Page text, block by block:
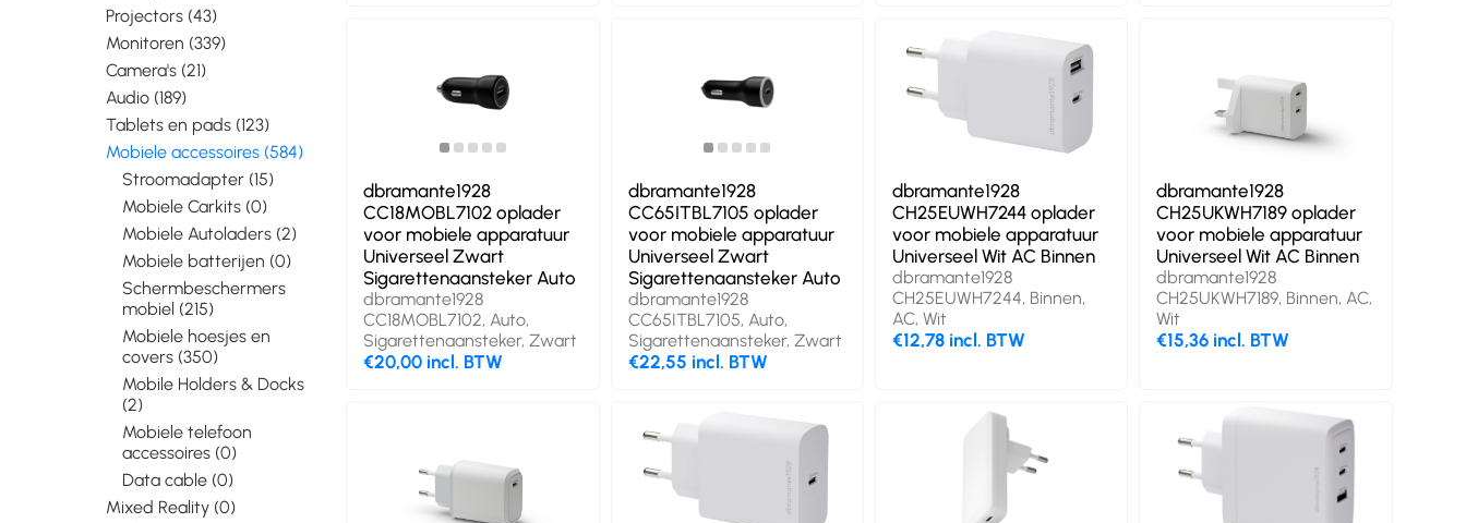
Projectors (43)
Monitoren (339)
Camera's (21)
Audio (189)
Tablets en pads (123)
Mobiele accessoires (584)
Stroomadapter (15)
Mobiele Carkits (0)
Mobiele Autoladers (2)
Mobiele batterijen (0)
Schermbeschermers
mobiel (215)
Mobiele hoesjes en
covers (350)
Mobile Holders & Docks
(2)
Mobiele telefoon
accessoires (0)
Data cable (0)
Mixed Reality (0)
dbramante1928
CC18MOBL7102 oplader
voor mobiele apparatuur
Universeel Zwart
Sigarettenaansteker Auto
dbramante1928
CC18MOBL7102, Auto,
Sigarettenaansteker, Zwart
€20,00 incl. BTW
dbramante1928
CC65ITBL7105 oplader
voor mobiele apparatuur
Universeel Zwart
Sigarettenaansteker Auto
dbramante1928
CC65ITBL7105, Auto,
Sigarettenaansteker, Zwart
€22,55 incl. BTW
dbramante1928
CH25EUWH7244 oplader
voor mobiele apparatuur
Universeel Wit AC Binnen
dbramante1928
CH25EUWH7244, Binnen,
AC, Wit
€12,78 incl. BTW
dbramante1928
CH25UKWH7189 oplader
voor mobiele apparatuur
Universeel Wit AC Binnen
dbramante1928
CH25UKWH7189, Binnen, AC,
Wit
€15,36 incl. BTW